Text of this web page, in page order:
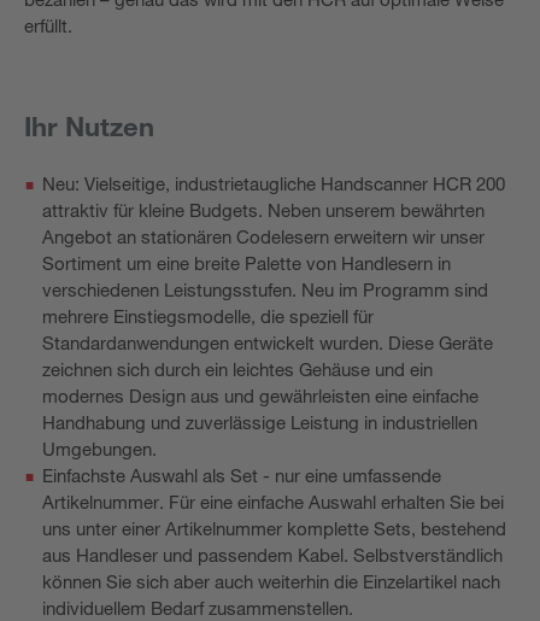
erfüllt.
Ihr Nutzen
Neu: Vielseitige, industrietaugliche Handscanner HCR 200
attraktiv für kleine Budgets. Neben unserem bewährten
Angebot an stationären Codelesern erweitern wir unser
Sortiment um eine breite Palette von Handlesern in
verschiedenen Leistungsstufen. Neu im Programm sind
mehrere Einstiegsmodelle, die speziell für
Standardanwendungen entwickelt wurden. Diese Geräte
zeichnen sich durch ein leichtes Gehäuse und ein
modernes Design aus und gewährleisten eine einfache
Handhabung und zuverlässige Leistung in industriellen
Umgebungen.
Einfachste Auswahl als Set - nur eine umfassende
Artikelnummer. Für eine einfache Auswahl erhalten Sie bei
uns unter einer Artikelnummer komplette Sets, bestehend
aus Handleser und passendem Kabel. Selbstverständlich
können Sie sich aber auch weiterhin die Einzelartikel nach
individuellem Bedarf zusammenstellen.